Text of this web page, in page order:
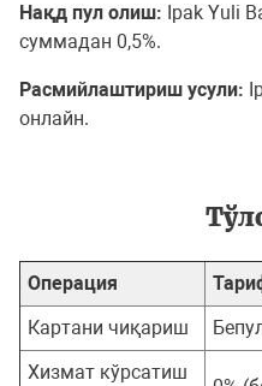
Нақд пул олиш: Ipak Yuli
суммадан 0,5%.
Расмийлаштириш усули:
онлайн.
Операция
Картани чиқариш
Хизмат кўрсатиш